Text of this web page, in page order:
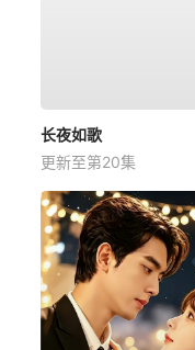
长夜如歌
更新至第20集